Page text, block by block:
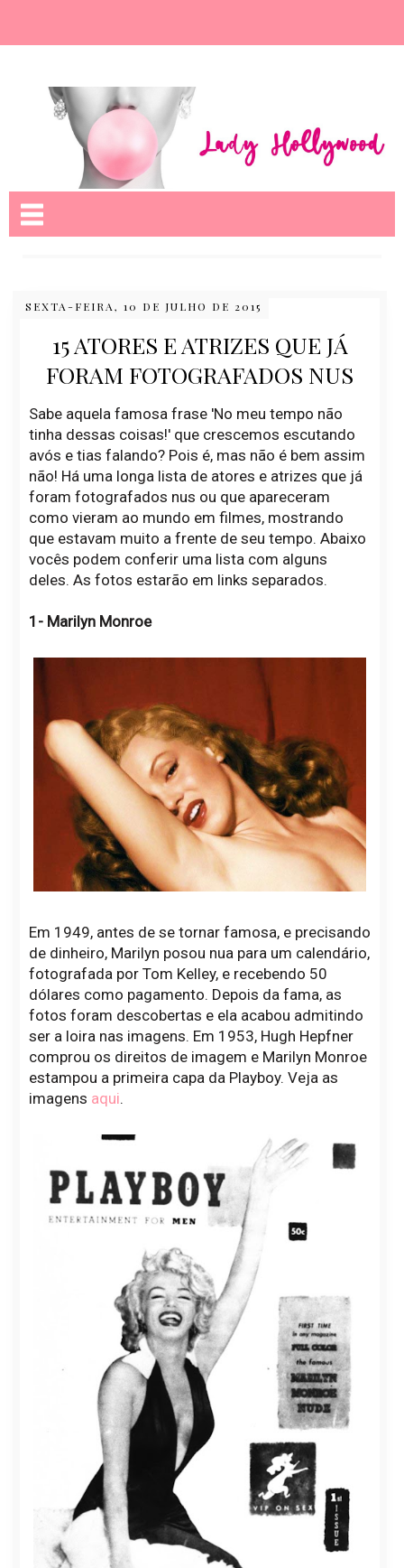
SEXTA-FEIRA, 10 DE JULHO DE 2015
15 ATORES E ATRIZES QUE JÁ
FORAM FOTOGRAFADOS NUS
Sabe aquela famosa frase 'No meu tempo não
tinha dessas coisas!' que crescemos escutando
avós e tias falando? Pois é, mas não é bem assim
não! Há uma longa lista de atores e atrizes que já
foram fotografados nus ou que apareceram
como vieram ao mundo em filmes, mostrando
que estavam muito a frente de seu tempo. Abaixo
vocês podem conferir uma lista com alguns
deles. As fotos estarão em links separados.
1- Marilyn Monroe
Em 1949, antes de se tornar famosa, e precisando
de dinheiro, Marilyn posou nua para um calendário,
fotografada por Tom Kelley, e recebendo 50
dólares como pagamento. Depois da fama, as
fotos foram descobertas e ela acabou admitindo
ser a loira nas imagens. Em 1953, Hugh Hepfner
comprou os direitos de imagem e Marilyn Monroe
estampou a primeira capa da Playboy. Veja as
imagens aqui.